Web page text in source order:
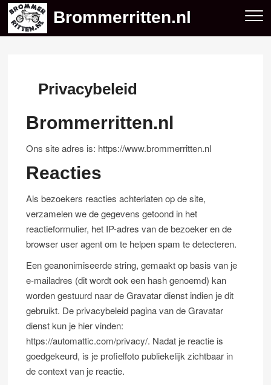
Skip
content
Brommerritten.nl
Privacybeleid
Brommerritten.nl
Ons site adres is: https://www.brommerritten.nl
Reacties
Als bezoekers reacties achterlaten op de site,
verzamelen we de gegevens getoond in het
reactieformulier, het IP-adres van de bezoeker en de
browser user agent om te helpen spam te detecteren.
Een geanonimiseerde string, gemaakt op basis van je
e-mailadres (dit wordt ook een hash genoemd) kan
worden gestuurd naar de Gravatar dienst indien je dit
gebruikt. De privacybeleid pagina van de Gravatar
dienst kun je hier vinden:
https://automattic.com/privacy/. Nadat je reactie is
goedgekeurd, is je profielfoto publiekelijk zichtbaar in
de context van je reactie.